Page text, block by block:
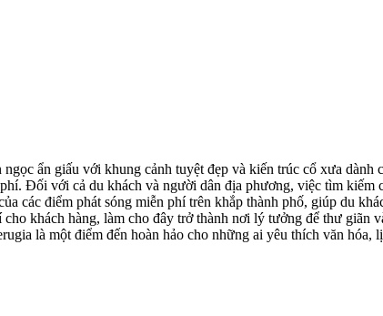
ẩn giấu với khung cảnh tuyệt đẹp và kiến trúc cổ xưa dành
Đối với cả du khách và người dân địa phương, việc tìm kiếm
các điểm phát sóng miễn phí trên khắp thành phố, giúp du
khách hàng, làm cho đây trở thành nơi lý tưởng để thư giãn
là một điểm đến hoàn hảo cho những ai yêu thích văn hóa,